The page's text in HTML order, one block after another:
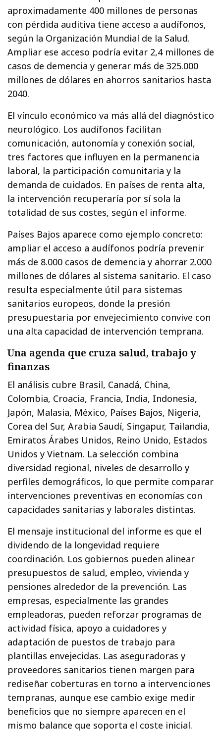
aproximadamente 400 millones de personas
con pérdida auditiva tiene acceso a audífonos,
según la Organización Mundial de la Salud.
Ampliar ese acceso podría evitar 2,4 millones de
casos de demencia y generar más de 325.000
millones de dólares en ahorros sanitarios hasta
2040.
El vínculo económico va más allá del diagnóstico
neurológico. Los audífonos facilitan
comunicación, autonomía y conexión social,
tres factores que influyen en la permanencia
laboral, la participación comunitaria y la
demanda de cuidados. En países de renta alta,
la intervención recuperaría por sí sola la
totalidad de sus costes, según el informe.
Países Bajos aparece como ejemplo concreto:
ampliar el acceso a audífonos podría prevenir
más de 8.000 casos de demencia y ahorrar 2.000
millones de dólares al sistema sanitario. El caso
resulta especialmente útil para sistemas
sanitarios europeos, donde la presión
presupuestaria por envejecimiento convive con
una alta capacidad de intervención temprana.
Una agenda que cruza salud, trabajo y
finanzas
El análisis cubre Brasil, Canadá, China,
Colombia, Croacia, Francia, India, Indonesia,
Japón, Malasia, México, Países Bajos, Nigeria,
Corea del Sur, Arabia Saudí, Singapur, Tailandia,
Emiratos Árabes Unidos, Reino Unido, Estados
Unidos y Vietnam. La selección combina
diversidad regional, niveles de desarrollo y
perfiles demográficos, lo que permite comparar
intervenciones preventivas en economías con
capacidades sanitarias y laborales distintas.
El mensaje institucional del informe es que el
dividendo de la longevidad requiere
coordinación. Los gobiernos pueden alinear
presupuestos de salud, empleo, vivienda y
pensiones alrededor de la prevención. Las
empresas, especialmente las grandes
empleadoras, pueden reforzar programas de
actividad física, apoyo a cuidadores y
adaptación de puestos de trabajo para
plantillas envejecidas. Las aseguradoras y
proveedores sanitarios tienen margen para
rediseñar coberturas en torno a intervenciones
tempranas, aunque ese cambio exige medir
beneficios que no siempre aparecen en el
mismo balance que soporta el coste inicial.